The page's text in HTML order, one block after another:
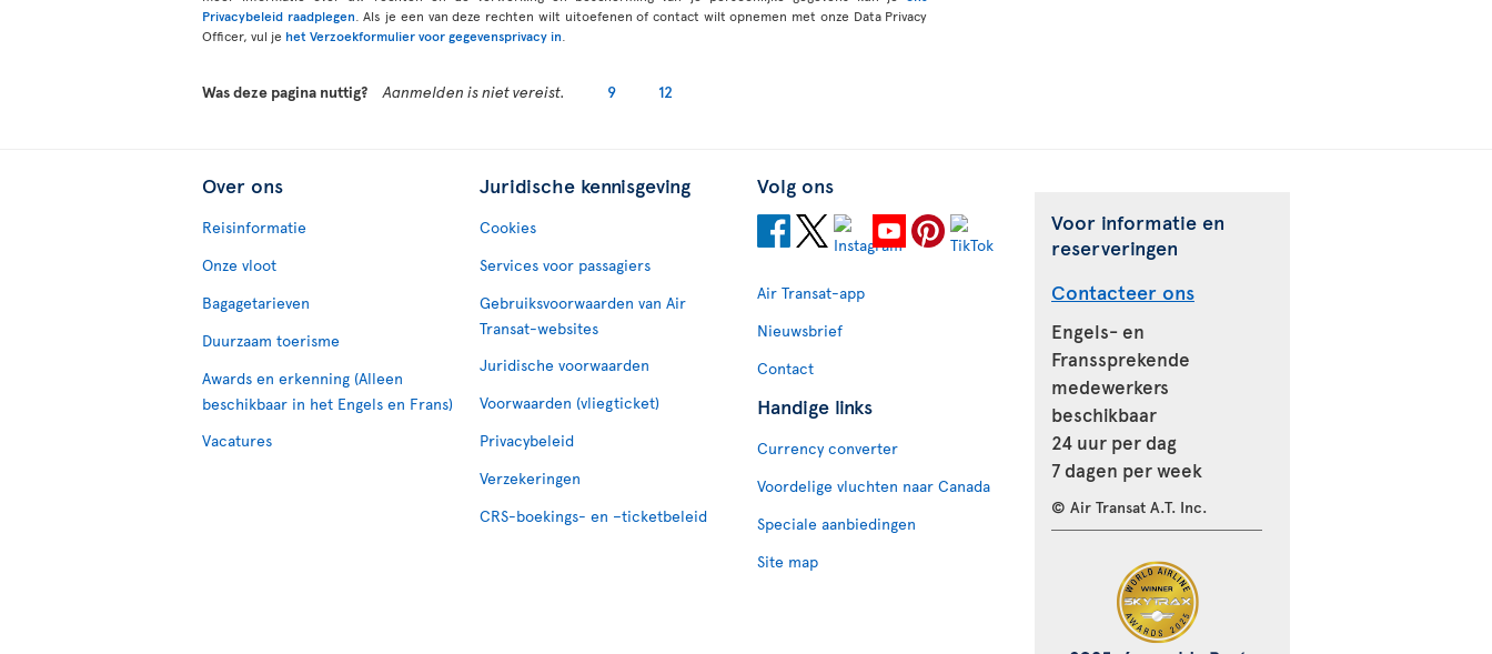
Privacybeleid raadplegen . Als je een van deze rechten wilt uitoefenen of contact wilt opnemen met onze Data Privacy
Officer, vul je het Verzoekformulier voor gegevensprivacy in
Was deze pagina nuttig? Aanmelden is niet vereist. 9 12
Over ons
Reisinformatie
Onze vloot
Bagagetarieven
Duurzaam toerisme
Awards en erkenning (Alleen
beschikbaar in het Engels en Frans)
Vacatures
Juridische kennisgeving
Cookies
Services voor passagiers
Gebruiksvoorwaarden van Air
Transat-websites
Juridische voorwaarden
Voorwaarden (vliegticket)
Privacybeleid
Verzekeringen
CRS-boekings- en –ticketbeleid
Volg ons
Air Transat-app
Nieuwsbrief
Contact
Handige links
Currency converter
Voordelige vluchten naar Canada
Speciale aanbiedingen
Site map
Voor informatie en
reserveringen
Contacteer ons
Engels- en
Franssprekende
medewerkers
beschikbaar
24 uur per dag
7 dagen per week
© Air Transat A.T. Inc.